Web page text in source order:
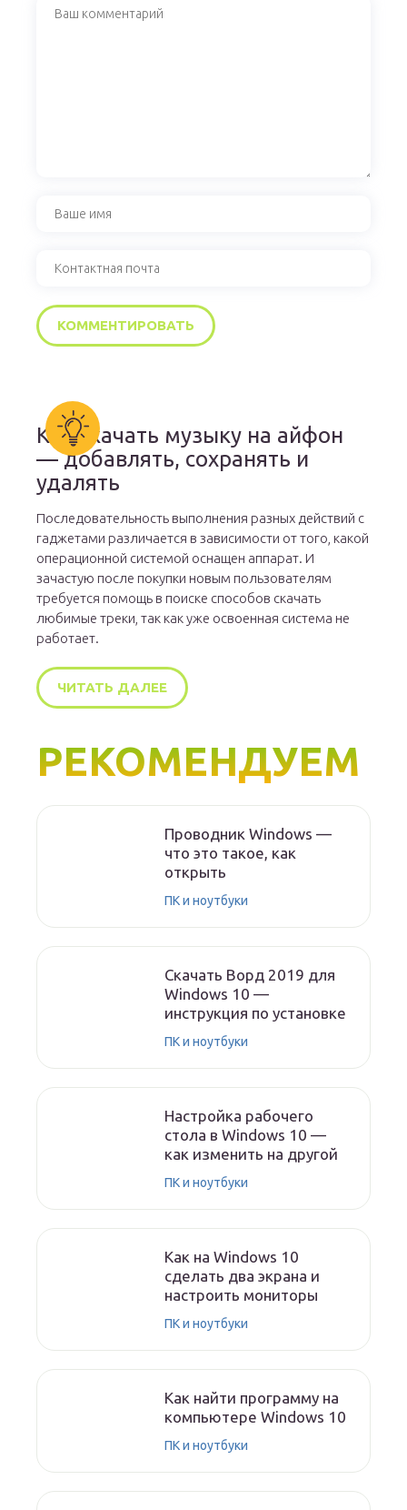
Как скачать музыку на айфон
— добавлять, сохранять и
удалять
Последовательность выполнения разных действий с
гаджетами различается в зависимости от того, какой
операционной системой оснащен аппарат. И
зачастую после покупки новым пользователям
требуется помощь в поиске способов скачать
любимые треки, так как уже освоенная система не
работает.
ЧИТАТЬ ДАЛЕЕ
РЕКОМЕНДУЕМ
Проводник Windows —
что это такое, как
открыть
ПК и ноутбуки
Скачать Ворд 2019 для
Windows 10 —
инструкция по установке
ПК и ноутбуки
Настройка рабочего
стола в Windows 10 —
как изменить на другой
ПК и ноутбуки
Как на Windows 10
сделать два экрана и
настроить мониторы
ПК и ноутбуки
Как найти программу на
компьютере Windows 10
ПК и ноутбуки